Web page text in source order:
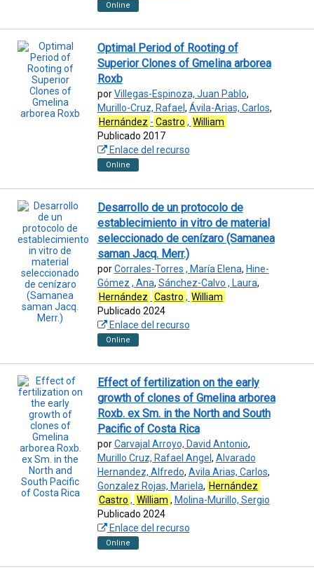
Online
Optimal Period of Rooting of
Superior Clones of Gmelina arborea
Roxb
porVillegas-Espinoza, Juan Pablo,
Murillo-Cruz, Rafael , Ávila-Arias, Carlos,
Hernández - Castro , William
Publicado 2017
Enlace del recurso
Online
Desarrollo de un protocolo de
establecimiento in vitro de material
seleccionado de cenízaro (Samanea
saman Jacq. Merr.)
porCorrales-Torres , María Elena, Hine-
Gómez , Ana, Sánchez-Calvo , Laura,
Hernández
Castro , William
Publicado 2024
Enlace del recurso
Online
Effect of fertilization on the early
growth of clones of Gmelina arborea
Roxb. ex Sm. in the North and South
Pacific of Costa Rica
porCarvajal Arroyo, David Antonio,
Murillo Cruz, Rafael Angel , Alvarado
Hernandez, Alfredo, Avila Arias, Carlos,
Gonzalez Rojas, Mariela, Hernández
Castro , William , Molina-Murillo, Sergio
Publicado 2024
Enlace del recurso
Online